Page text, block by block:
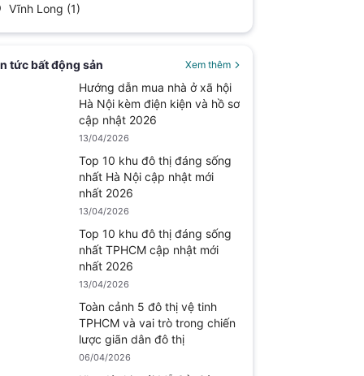
Vĩnh Long (1)
tức bất động sản Xem thêm
Hướng dẫn mua nhà ở xã hội
Hà Nội kèm điện kiện và hồ sơ
cập nhật 2026
13/04/2026
Top 10 khu đô thị đáng sống
nhất Hà Nội cập nhật mới
nhất 2026
13/04/2026
Top 10 khu đô thị đáng sống
nhất TPHCM cập nhật mới
nhất 2026
13/04/2026
Toàn cảnh 5 đô thị vệ tinh
TPHCM và vai trò trong chiến
lược giãn dân đô thị
06/04/2026